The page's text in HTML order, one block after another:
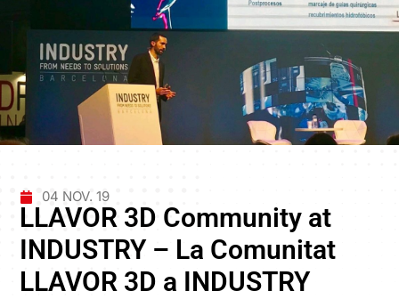
04 NOV. 19
LLAVOR 3D Community at
INDUSTRY – La Comunitat
LLAVOR 3D a INDUSTRY